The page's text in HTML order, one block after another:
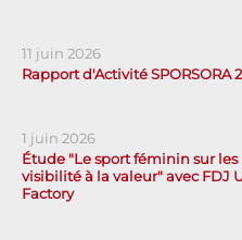
11 juin 2026
Rapport d'Activité SPORSORA
1 juin 2026
Étude "Le sport féminin sur les
visibilité à la valeur" avec FDJ
Factory